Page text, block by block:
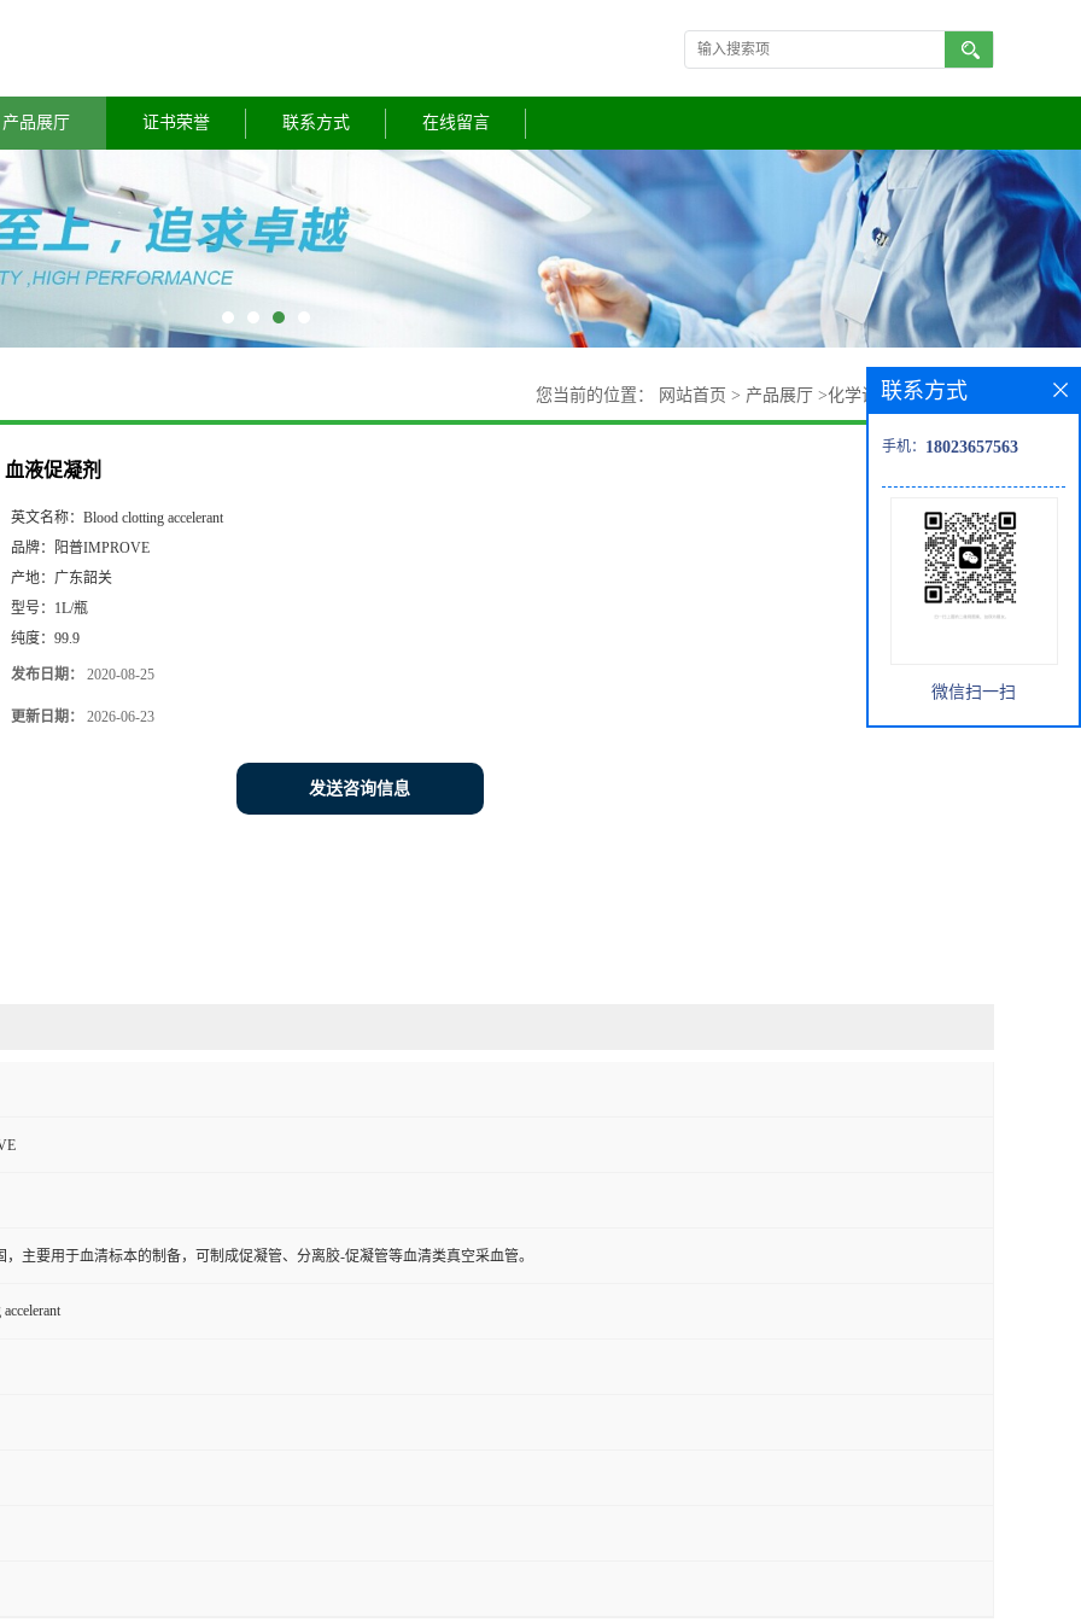
产品展厅 证书荣誉 联系方式 在线留言
您当前的位置： 网站首页 > 产品展厅 >化学试剂>血液促凝剂
血液促凝剂
英文名称： Blood clotting accelerant
品牌：
阳普IMPROVE
产地： 广东韶关
型号： 1L/瓶
纯度： 99.9
发布日期： 2020-08-25
更新日期： 2026-06-23
发送咨询信息
，主要用于血清标本的制备，可制成促凝管、分离胶-促凝管等血清类真空采血管。
联系方式
手机： 18023657563
微信扫一扫